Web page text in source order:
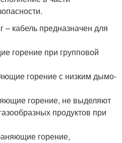
– кабель предназначен для
горение при групповой
горение с низким дымо-
горение, не выделяют
продуктов при
горение,